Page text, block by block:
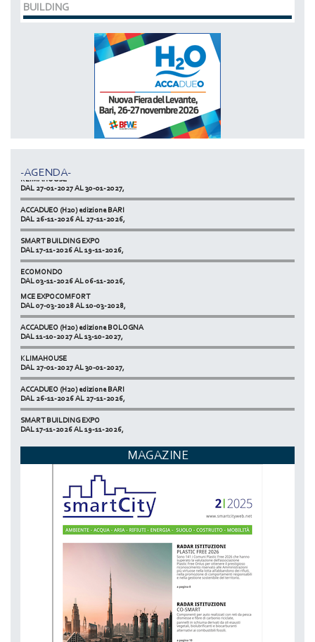
BUILDING
-AGENDA-
DAL 07-03-2028 AL 10-03-2028,
DAL 11-10-2027 AL 13-10-2027,
KLIMAHOUSE
DAL 27-01-2027 AL 30-01-2027,
DAL 26-11-2026 AL 27-11-2026,
DAL 17-11-2026 AL 19-11-2026,
DAL 03-11-2026 AL 06-11-2026,
NETZERO MILAN - EXPO SUMMIT
DAL 20-10-2026 AL 22-10-2026,
DAL 07-03-2028 AL 10-03-2028,
DAL 11-10-2027 AL 13-10-2027,
DAL 27-01-2027 AL 30-01-2027,
DAL 26-11-2026 AL 27-11-2026,
DAL 17-11-2026 AL 19-11-2026,
ECOMONDO
NETZERO MILAN - EXPO SUMMIT
DAL 20-10-2026 AL 22-10-2026,
MAGAZINE